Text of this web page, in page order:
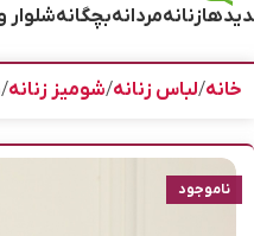
زنانهمردانهبچگانهشلوار
خانه لباس زنانه شومیز زنانه
ناموجود